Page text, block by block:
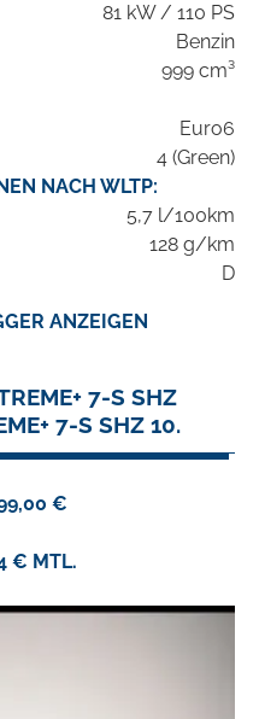
81 kW / 110 PS
Benzin
999 cm³
Euro6
4 (Green)
NACH WLTP:
5,7 l/100km
128 g/km
D
ANZEIGEN
7-S SHZ
7-S SHZ 10.
€
€ MTL.